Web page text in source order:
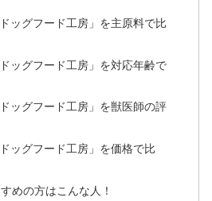
ッグフード工房」を主原料で比
ッグフード工房」を対応年齢で
ッグフード工房」を獣医師の評
ッグフード工房」を価格で比
めの方はこんな人！